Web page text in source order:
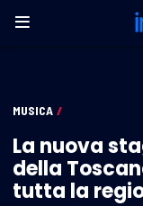
MUSICA /
La nuova
della
tutta la